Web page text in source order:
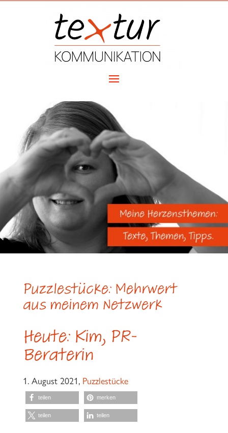
Puzzlestücke: Mehrwert
aus meinem Netzwerk
Heute: Kim, PR-
Beraterin
1. August 2021, Puzzlestücke
teilen merken
teilen teilen